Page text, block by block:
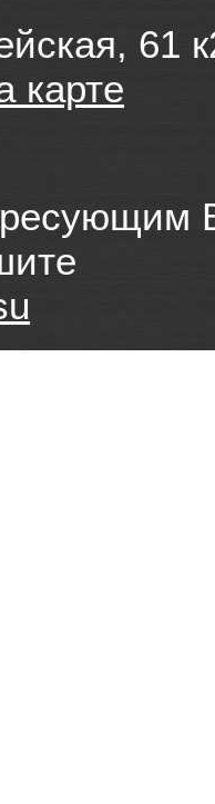
61
карте